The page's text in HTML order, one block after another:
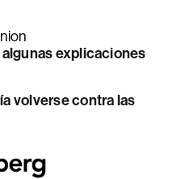
explicaciones
volverse contra las